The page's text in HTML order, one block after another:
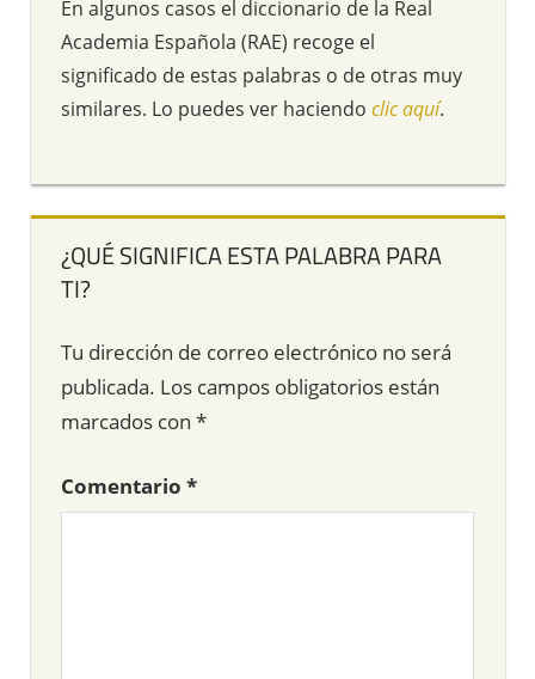
En algunos casos el diccionario de la Real
Academia Española (RAE) recoge el
significado de estas palabras o de otras muy
similares. Lo puedes ver haciendo clic aquí.
¿QUÉ SIGNIFICA ESTA PALABRA PARA
TI?
Tu dirección de correo electrónico no será
publicada. Los campos obligatorios están
marcados con *
Comentario *